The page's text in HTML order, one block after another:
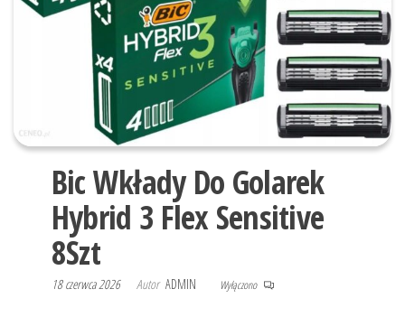
Bic Wkłady Do Golarek
Hybrid 3 Flex Sensitive
8Szt
18 czerwca 2026 Autor ADMIN Wyłączono